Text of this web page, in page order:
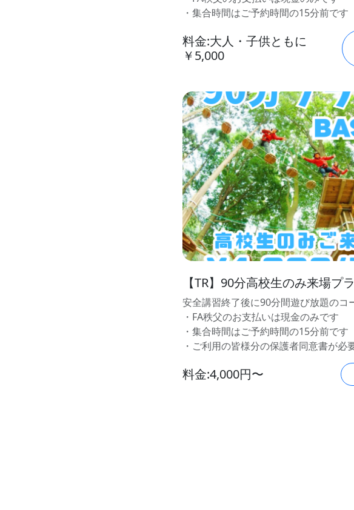
・集合時間はご予約時間の15分前です
料金:大人・子供ともに
￥5,000
【TR】90分高校生のみ来場プ
安全講習終了後に90分間遊び放題のコ
・FA秩父のお支払いは現金のみです
・集合時間はご予約時間の15分前です
・ご利用の皆様分の保護者同意書が必
料金:4,000円〜